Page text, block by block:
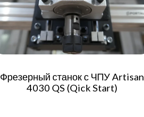
Фрезерный станок с ЧПУ Artisan
4030 QS (Qick Start)